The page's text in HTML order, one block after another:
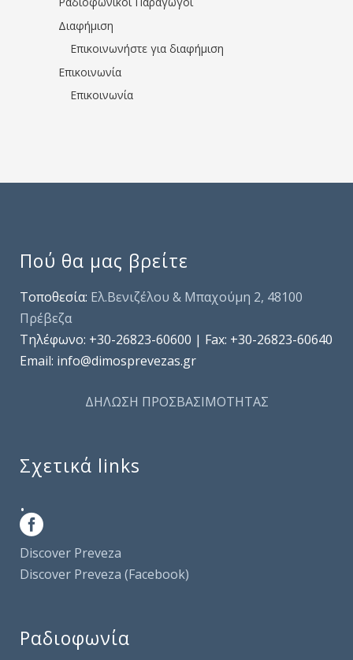
Διαφήμιση
Επικοινωνήστε για διαφήμιση
Επικοινωνία
Επικοινωνία
Πού θα μας βρείτε
Τοποθεσία: Ελ.Βενιζέλου & Μπαχούμη 2, 48100
Πρέβεζα
Τηλέφωνo: +30-26823-60600 | Fax: +30-26823-60640
Email: info@dimosprevezas.gr
ΔΗΛΩΣΗ ΠΡΟΣΒΑΣΙΜΟΤΗΤΑΣ
Σχετικά links
.
Discover Preveza
Discover Preveza (Facebook)
Ραδιοφωνία